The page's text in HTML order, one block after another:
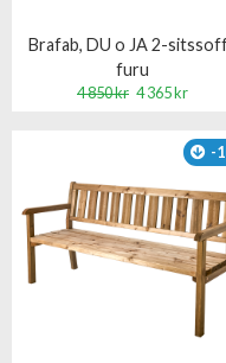
Brafab, DU o JA 2-
furu
4 850 kr 4 365 kr
-